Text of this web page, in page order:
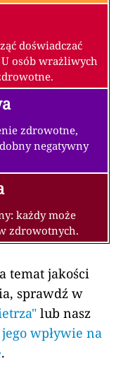
doświadczać
osób wrażliwych
zdrowotne,
negatywny
każdy może
zdrowotnych.
temat jakości
sprawdź w
lub nasz
wpływie na
.